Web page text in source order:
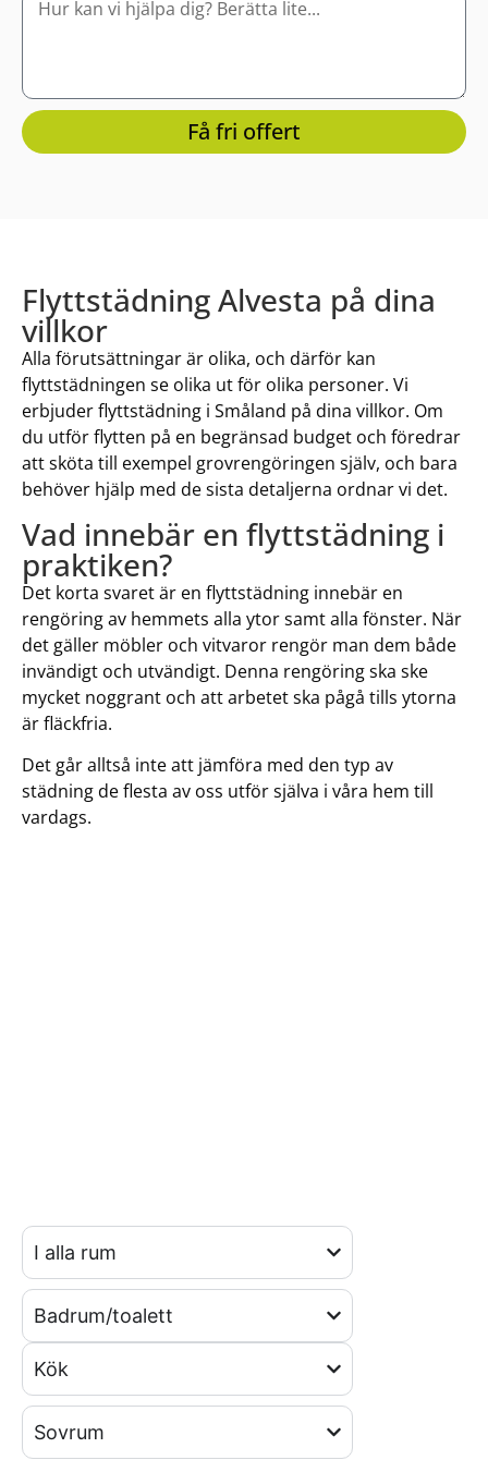
Få fri offert
Flyttstädning Alvesta på dina
villkor
Alla förutsättningar är olika, och därför kan
flyttstädningen se olika ut för olika personer. Vi
erbjuder flyttstädning i Småland på dina villkor. Om
du utför flytten på en begränsad budget och föredrar
att sköta till exempel grovrengöringen själv, och bara
behöver hjälp med de sista detaljerna ordnar vi det.
Vad innebär en flyttstädning i
praktiken?
Det korta svaret är en flyttstädning innebär en
rengöring av hemmets alla ytor samt alla fönster. När
det gäller möbler och vitvaror rengör man dem både
invändigt och utvändigt. Denna rengöring ska ske
mycket noggrant och att arbetet ska pågå tills ytorna
är fläckfria.
Det går alltså inte att jämföra med den typ av
städning de flesta av oss utför själva i våra hem till
vardags.
I alla rum
Badrum/toalett
Kök
Sovrum